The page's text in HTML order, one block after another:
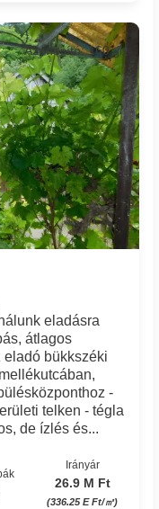
Azonosító: 160_jh
eladásra
átlagos
eladó bükkszéki
-
telken - tégla
de ízlés és...
Irányár
26.9 M Ft
(336.25 E Ft/㎡)